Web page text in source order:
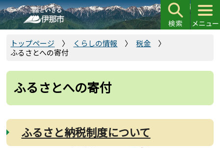
こ
の
ペ
で
トップページ くらしの情報
税金
ふるさとへの寄付
ふるさとへの寄付
ふるさと納税制度について